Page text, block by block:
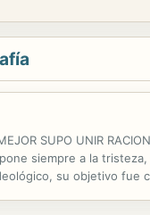
SUPO UNIR
siempre a la
su objetivo fue